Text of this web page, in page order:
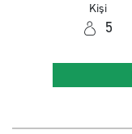
Kişi
5